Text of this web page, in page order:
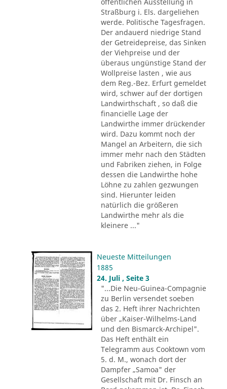
Straßburg i. Els. dargeliehen
werde. Politische Tagesfragen.
Der andauerd niedrige Stand
der Getreidepreise, das Sinken
der Viehpreise und der
überaus ungünstige Stand der
Wollpreise lasten , wie aus
dem Reg.-Bez. Erfurt gemeldet
wird, schwer auf der dortigen
Landwirthschaft , so daß die
financielle Lage der
Landwirthe immer drückender
wird. Dazu kommt noch der
Mangel an Arbeitern, die sich
immer mehr nach den Städten
und Fabriken ziehen, in Folge
dessen die Landwirthe hohe
Löhne zu zahlen gezwungen
sind. Hierunter leiden
natürlich die größeren
Landwirthe mehr als die
kleinere ..."
Neueste Mitteilungen
1885
24. Juli , Seite 3
"...Die Neu-Guinea-Compagnie
zu Berlin versendet soeben
das 2. Heft ihrer Nachrichten
über „Kaiser-Wilhelms-Land
und den Bismarck-Archipel".
Das Heft enthält ein
Telegramm aus Cooktown vom
5. d. M., wonach dort der
Dampfer „Samoa" der
Gesellschaft mit Dr. Finsch an